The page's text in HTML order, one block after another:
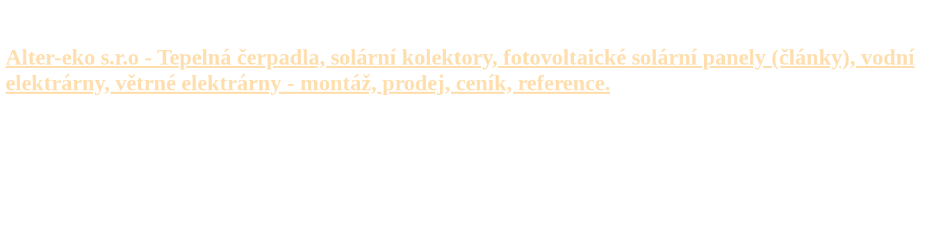
Alter-eko s.r.o - Tepelná čerpadla, solární kolektory, fotovoltaické solární panely (články), vodní
elektrárny, větrné elektrárny - montáž, prodej, ceník, reference.